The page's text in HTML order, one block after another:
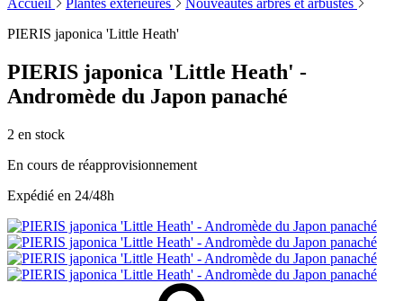
Accueil
Plantes extérieures
Nouveautés arbres et arbustes
PIERIS japonica 'Little Heath'
PIERIS japonica 'Little Heath' -
Andromède du Japon panaché
2 en stock
En cours de réapprovisionnement
Expédié en 24/48h